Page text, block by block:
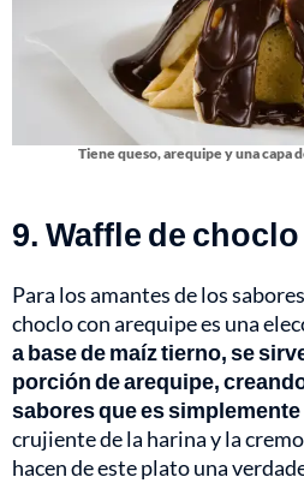
Tiene queso, arequipe y una capa
9. Waffle de
Para los amantes de los
choclo con arequipe es una
a base de maíz tierno, se
porción de arequipe,
sabores que es
crujiente de la harina y la
hacen de este plato una